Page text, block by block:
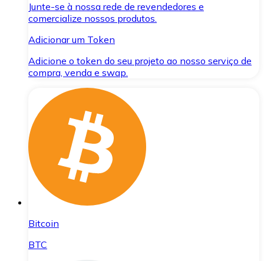
Junte-se à nossa rede de revendedores e
comercialize nossos produtos.
Adicionar um Token
Adicione o token do seu projeto ao nosso serviço de
compra, venda e swap.
Bitcoin
BTC